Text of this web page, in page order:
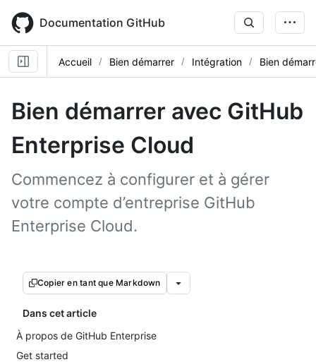
main
content
Documentation GitHub
Accueil Bien démarrer Intégration Bien
Bien démarrer avec GitHub
Enterprise Cloud
Commencez à configurer et à gérer
votre compte d’entreprise GitHub
Enterprise Cloud.
Copier en tant que Markdown
Dans cet article
À propos de GitHub Enterprise
Get started